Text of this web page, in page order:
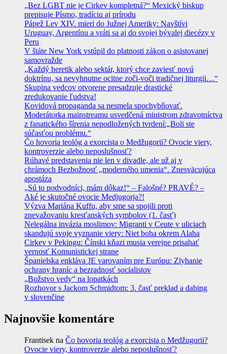
„Bez LGBT nie je Cirkev kompletná?“ Mexický biskup
prepisuje Písmo, tradíciu aj prírodu
Pápež Lev XIV. mieri do Južnej Ameriky: Navštívi
Uruguay, Argentínu a vráti sa aj do svojej bývalej diecézy v
Peru
V štáte New York vstúpil do platnosti zákon o asistovanej
samovražde
„Každý heretik alebo sektár, ktorý chce zaviesť novú
doktrínu, sa nevyhnutne ocitne zoči-voči tradičnej liturgii…“
Skupina vedcov otvorene presadzuje drastické
zredukovanie ľudstva!
Kovidová propaganda sa nesmela spochybňovať.
Moderátorka mainstreamu usvedčená ministrom zdravotníctva
z fanatického šírenia nepodložených tvrdení:„Boli ste
súčasťou problému.“
Čo hovoria teológ a exorcista o Medžugorii? Ovocie viery,
kontroverzie alebo neposlušnosť?
Rúhavé predstavenia nie len v divadle, ale už aj v
chrámoch Bezbožnosť „moderného umenia“. Znesväcujúca
apostáza
„Sú to podvodníci, mám dôkaz!“ – Falošné? PRAVÉ? –
Aké je skutočné ovocie Medjugorja?!
Výzva Mariána Kuffu, aby sme sa spojili proti
znevažovaniu kresťanských symbolov (1. časť)
Nelegálna invázia moslimov: Migranti v Ceute v uliciach
skandujú svoje vyznanie viery: Niet boha okrem Alaha
Cirkev v Pekingu: Čínski kňazi musia verejne prisahať
vernosť Komunistickej strane
Španielska enkláva JE varovaním pre Európu: Zlyhanie
ochrany hraníc a bezradnosť socialistov
„Božstvo vedy“ na lopatkách
Rozhovor s Jackom Schmidtom: 3. časť preklad a dabing
v slovenčine
Najnovšie komentáre
Frantisek na Čo hovoria teológ a exorcista o Medžugorii?
Ovocie viery, kontroverzie alebo neposlušnosť?